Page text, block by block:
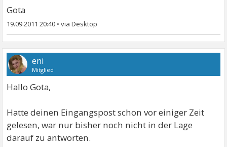
Gota
19.09.2011 20:40 •
eni
Mitglied
Hallo Gota,
Hatte deinen Eingangspost schon vor einiger Zeit
gelesen, war nur bisher noch nicht in der Lage
darauf zu antworten.